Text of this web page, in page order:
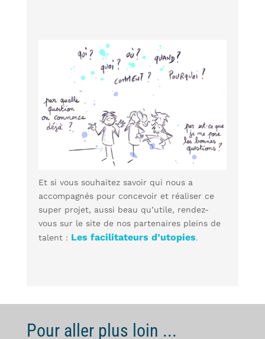
Et si vous souhaitez savoir qui nous a
accompagnés pour concevoir et réaliser ce
super projet, aussi beau qu’utile, rendez-
vous sur le site de nos partenaires pleins de
talent : Les facilitateurs d’utopies.
Pour aller plus loin ...